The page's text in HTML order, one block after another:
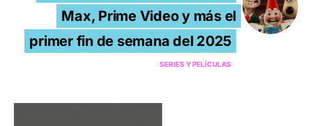
Max, Prime Video y más el
primer fin de semana del 2025
SERIES Y PELÍCULAS